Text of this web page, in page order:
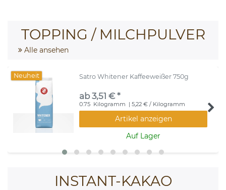
TOPPING / MILCHPULVER
Alle ansehen
Neuheit Satro Whitener Kaffeeweißer 750g
ab 3,51 € *
0.75 Kilogramm | 5,22 € / Kilogramm
Artikel anzeigen
Auf Lager
INSTANT-KAKAO